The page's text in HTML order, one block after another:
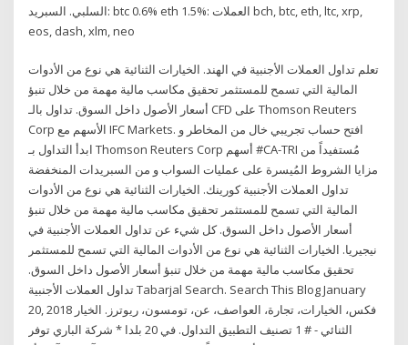
السلبي. السبريد: btc 0.6% eth 1.5%: العملات bch, btc, eth, ltc, xrp,
eos, dash, xlm, neo
تعلم تداول العملات الأجنبية في الهند. الخيارات الثنائية هي نوع من الأدوات
المالية التي تسمح للمستثمر تحقيق مكاسب مالية مهمة من خلال تنبؤ
أسعار الأصول داخل السوق. تداول بالـ CFD على Thomson Reuters
Corp الأسهم مع IFC Markets. افتح حساب تجريبي خال من المخاطر و
ابدأ التداول بـ Thomson Reuters Corp أسهم #CA-TRI مُستفيداً من
مزايا الشروط المُيسرة على عمليات السواب و من السبريدات المنخفضة
تداول العملات الأجنبية كورينك. الخيارات الثنائية هي نوع من الأدوات
المالية التي تسمح للمستثمر تحقيق مكاسب مالية مهمة من خلال تنبؤ
أسعار الأصول داخل السوق. كل شيء عن تداول العملات الأجنبية في
نيجيريا. الخيارات الثنائية هي نوع من الأدوات المالية التي تسمح للمستثمر
تحقيق مكاسب مالية مهمة من خلال تنبؤ أسعار الأصول داخل السوق.
تداول العملات الأجنبية Tabarjal Search. Search This Blog January
20, 2018 فكس، الخيارات، تجارة، العواصف، عن، تومسون، ريوترز. الخيار
الثنائي - # 1 تصنيف التطبيق التداول. في 20 بلدا * شركة الباري توفر